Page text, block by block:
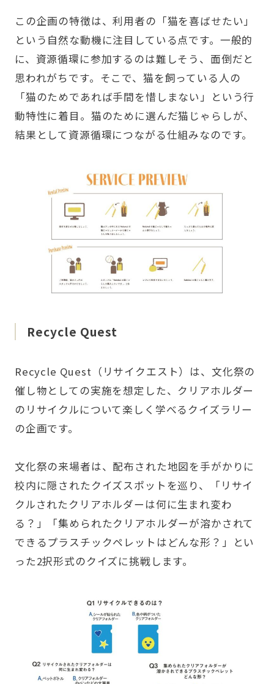
この企画の特徴は、利用者の「猫を喜ばせたい」
という自然な動機に注目している点です。一般的
に、資源循環に参加するのは難しそう、面倒だと
思われがちです。そこで、猫を飼っている人の
「猫のためであれば手間を惜しまない」という行
動特性に着目。猫のために選んだ猫じゃらしが、
結果として資源循環につながる仕組みなのです。
Recycle Quest
Recycle Quest（リサイクエスト）は、文化祭の
催し物としての実施を想定した、クリアホルダー
のリサイクルについて楽しく学べるクイズラリー
の企画です。
文化祭の来場者は、配布された地図を手がかりに
校内に隠されたクイズスポットを巡り、「リサイ
クルされたクリアホルダーは何に生まれ変わ
る？」「集められたクリアホルダーが溶かされて
できるプラスチックペレットはどんな形？」とい
った2択形式のクイズに挑戦します。